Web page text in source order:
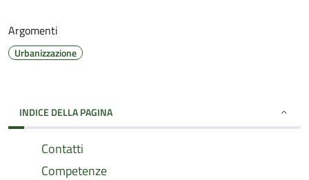
Argomenti
Urbanizzazione
INDICE DELLA PAGINA
Contatti
Competenze